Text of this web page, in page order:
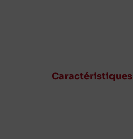
Caractéristiques